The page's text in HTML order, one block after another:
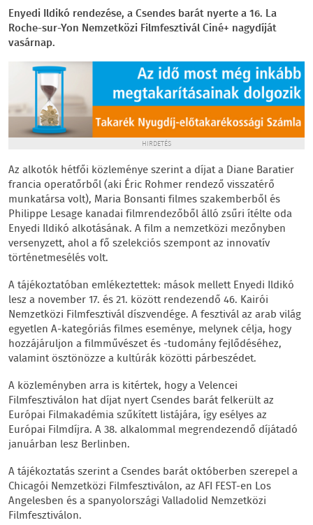
Enyedi Ildikó rendezése, a Csendes barát nyerte a 16. La
Roche-sur-Yon Nemzetközi Filmfesztivál Ciné+ nagydíját
vasárnap.
HIRDETÉS
Az alkotók hétfői közleménye szerint a díjat a Diane Baratier
francia operatőrből (aki Éric Rohmer rendező visszatérő
munkatársa volt), Maria Bonsanti filmes szakemberből és
Philippe Lesage kanadai filmrendezőből álló zsűri ítélte oda
Enyedi Ildikó alkotásának. A film a nemzetközi mezőnyben
versenyzett, ahol a fő szelekciós szempont az innovatív
történetmesélés volt.
A tájékoztatóban emlékeztettek: mások mellett Enyedi Ildikó
lesz a november 17. és 21. között rendezendő 46. Kairói
Nemzetközi Filmfesztivál díszvendége. A fesztivál az arab világ
egyetlen A-kategóriás filmes eseménye, melynek célja, hogy
hozzájáruljon a filmművészet és -tudomány fejlődéséhez,
valamint ösztönözze a kultúrák közötti párbeszédet.
A közleményben arra is kitértek, hogy a Velencei
Filmfesztiválon hat díjat nyert Csendes barát felkerült az
Európai Filmakadémia szűkített listájára, így esélyes az
Európai Filmdíjra. A 38. alkalommal megrendezendő díjátadó
januárban lesz Berlinben.
A tájékoztatás szerint a Csendes barát októberben szerepel a
Chicagói Nemzetközi Filmfesztiválon, az AFI FEST-en Los
Angelesben és a spanyolországi Valladolid Nemzetközi
Filmfesztiválon.